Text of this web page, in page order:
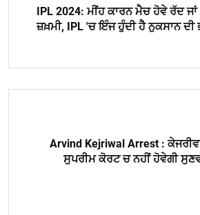
IPL 2024: ਮੀਂਹ ਕਾਰਨ ਮੈਚ ਹੋਵੇ ਰੱਦ ਜਾਂ
ਜ਼ਖ਼ਮੀ, IPL 'ਚ ਇੰਜ ਹੁੰਦੀ ਹੈ ਨੁਕਸਾਨ ਦੀ
Arvind Kejriwal Arrest :
ਸੁਪਰੀਮ ਕੋਰਟ ਚ ਨਹੀਂ ਹੋਵੇਗੀ